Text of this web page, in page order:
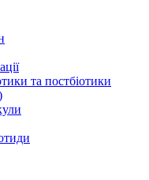
та постбіотики